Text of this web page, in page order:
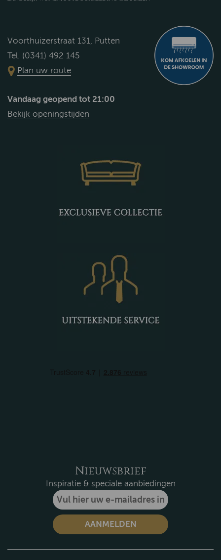
Voorthuizerstraat 131, Putten
Tel. (0341) 492 145
Plan uw route
Vandaag geopend tot 21:00
Bekijk openingstijden
Nieuwsbrief
Inspiratie & speciale aanbiedingen